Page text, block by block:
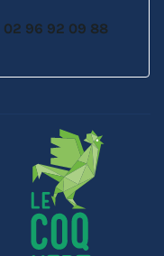
02 96 92 09 88